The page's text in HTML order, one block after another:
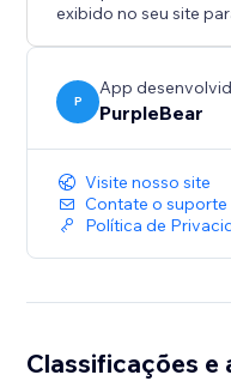
exibido no seu site
P
App
PurpleBear
Visite nosso site
Contate o suporte
Política de
Classificações e